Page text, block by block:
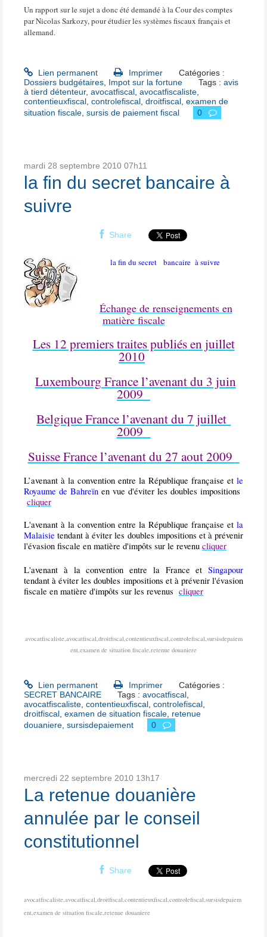
Un rapport sur le sujet a donc été demandé à la Cour des comptes
par Nicolas Sarkozy, pour étudier les systèmes fiscaux français et
allemand.
Lien permanent Imprimer
Catégories :
Dossiers budgétaires Impot sur la fortune Tags :avis
à tierd détenteur, avocatfiscal avocatfiscaliste
contentieuxfiscal controlefiscal droitfiscal examen de
situation fiscale sursis de paiement fiscal 0
mardi 28 septembre 2010 07h11
la fin du secret bancaire à
suivre
Share
la fin du secret bancaire à suivre
Échange de renseignements en
matière fiscale
Les 12 premiers traites publiés en juillet
2010
Luxembourg France l’avenant du 3 juin
2009
Belgique France l’avenant du 7 juillet
2009
Suisse France l’avenant du 27 aout 2009
L’avenant à la convention entre la République française et le
Royaume de Bahreïn en vue d'éviter les doubles impositions
cliquer
L'avenant à la convention entre la République française et la
Malaisie tendant à éviter les doubles impositions et à prévenir
l'évasion fiscale en matière d'impôts sur le revenu cliquer
L'avenant à la convention entre la France et Singapour
tendant à éviter les doubles impositions et à prévenir l'évasion
fiscale en matière d'impôts sur les revenus cliquer
avocatfiscaliste,avocatfiscal,droitfiscal,contentieuxfiscal,controlefiscal,sursisdepaiem
ent,examen de situation fiscale,retenue douaniere
Lien permanent Imprimer
Catégories :
SECRET BANCAIRE
Tags :avocatfiscal
avocatfiscaliste contentieuxfiscal controlefiscal
droitfiscal examen de situation fiscale retenue
douaniere sursisdepaiement 0
mercredi 22 septembre 2010 13h17
La retenue douanière
annulée par le conseil
constitutionnel
Share
avocatfiscaliste,avocatfiscal,droitfiscal,contentieuxfiscal,controlefiscal,sursisdepaiem
ent,examen de situation fiscale,retenue douaniere